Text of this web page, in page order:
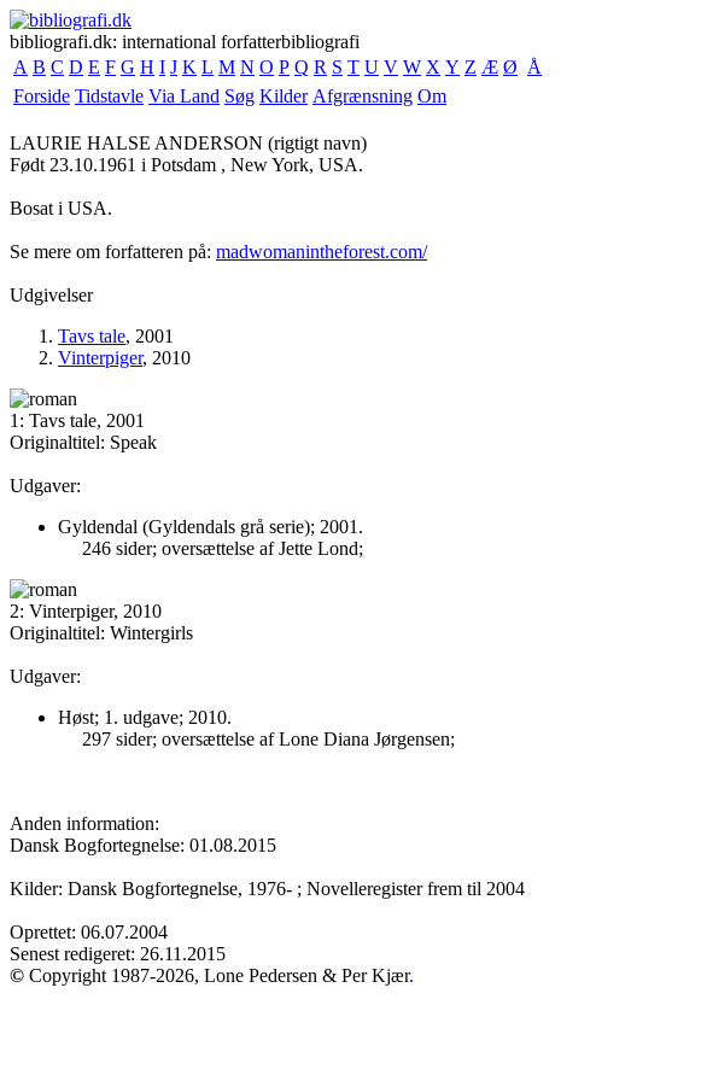
bibliografi.dk: international forfatterbibliografi
A B C D E F G H I J K L M N O P Q R S T U V W X Y Z Æ Ø Å
Forside Tidstavle Via Land Søg Kilder Afgrænsning Om
LAURIE HALSE ANDERSON (rigtigt navn)
Født 23.10.1961 i Potsdam , New York, USA.
Bosat i USA.
Se mere om forfatteren på: madwomanintheforest.com/
Udgivelser
Tavs tale, 2001
Vinterpiger, 2010
1: Tavs tale, 2001
Originaltitel: Speak
Udgaver:
Gyldendal (Gyldendals grå serie); 2001.
246 sider; oversættelse af Jette Lond;
2: Vinterpiger, 2010
Originaltitel: Wintergirls
Udgaver:
Høst; 1. udgave; 2010.
297 sider; oversættelse af Lone Diana Jørgensen;
Anden information:
Dansk Bogfortegnelse: 01.08.2015
Kilder: Dansk Bogfortegnelse, 1976- ; Novelleregister frem til 2004
Oprettet: 06.07.2004
Senest redigeret: 26.11.2015
© Copyright 1987-2026, Lone Pedersen & Per Kjær.